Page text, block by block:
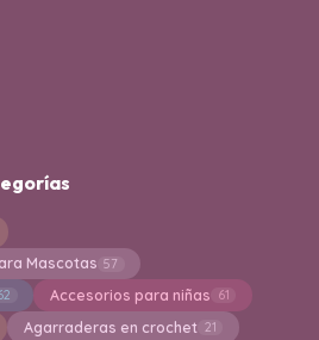
Mascotas 57
Accesorios para niñas 61
Agarraderas en crochet 21